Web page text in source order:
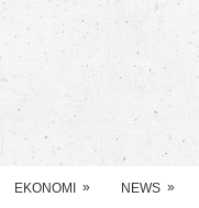
EKONOMI » NEWS »